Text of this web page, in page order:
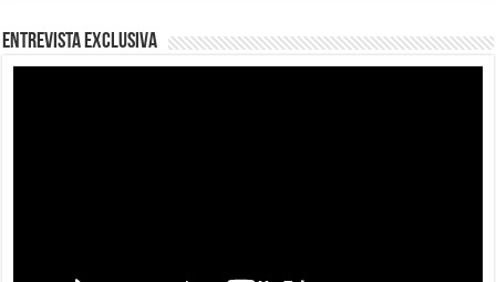
Entrevista Exclusiva